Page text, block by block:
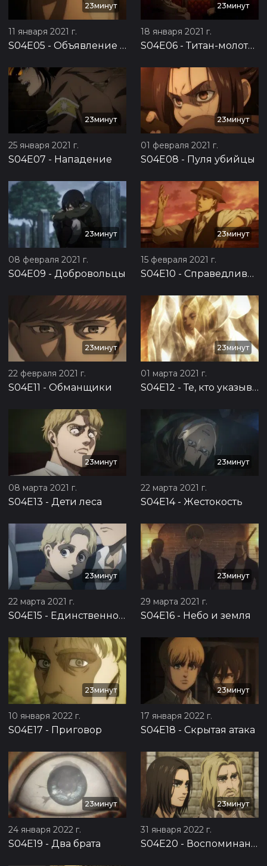
23минут
11 января 2021 г.
S04E05 - Объявление войны
23минут
18 января 2021 г.
S04E06 - Титан-молотобоец
23минут
25 января 2021 г.
S04E07 - Нападение
23минут
01 февраля 2021 г.
S04E08 - Пуля убийцы
23минут
08 февраля 2021 г.
S04E09 - Добровольцы
23минут
15 февраля 2021 г.
S04E10 - Справедливый довод
23минут
22 февраля 2021 г.
S04E11 - Обманщики
23минут
01 марта 2021 г.
S04E12 - Те, кто указывают путь
23минут
08 марта 2021 г.
S04E13 - Дети леса
23минут
22 марта 2021 г.
S04E14- Жестокость
23минут
22 марта 2021 г.
S04E15 - Единственное спасение
23минут
29 марта 2021 г.
S04E16 - Небо и земля
23минут
10 января 2022 г.
S04E17 - Приговор
23минут
17 января 2022 г.
S04E18 - Скрытая атака
23минут
24 января 2022 г.
S04E19 - Два брата
23минут
31 января 2022 г.
S04E20 - Воспоминания о будущем